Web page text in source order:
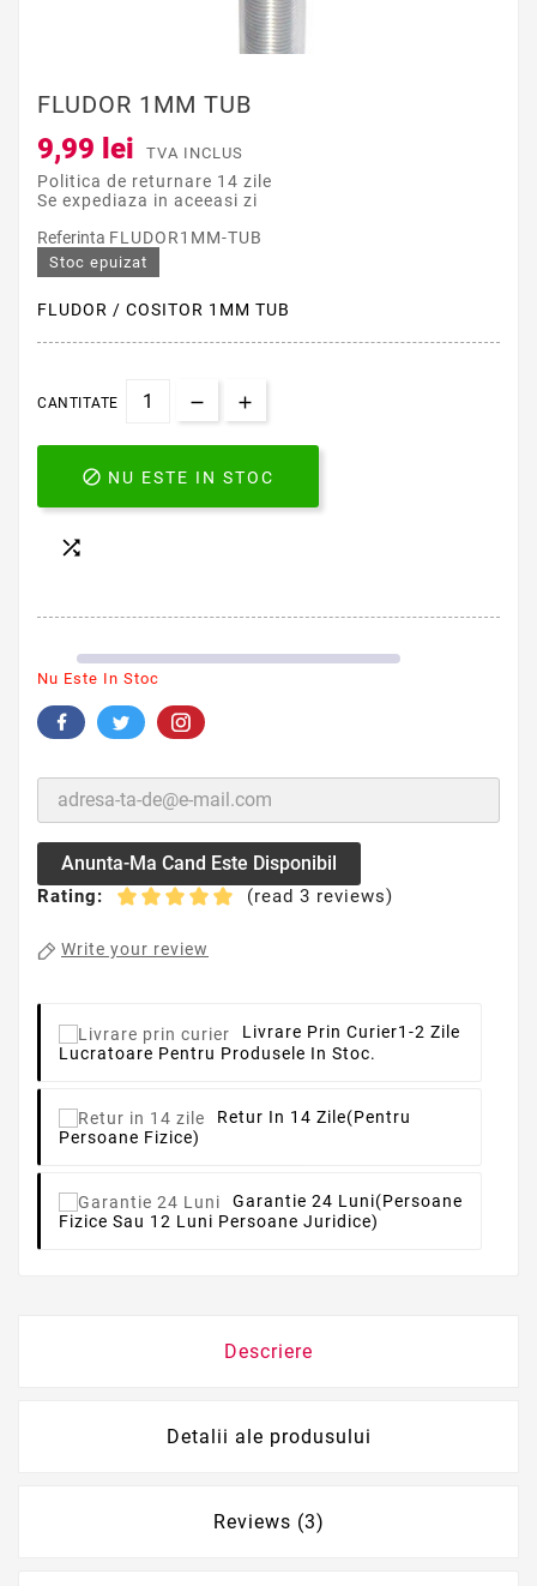
FLUDOR 1MM TUB
9,99 lei TVA INCLUS
Politica de returnare 14 zile
Se expediaza in aceeasi zi
Referinta FLUDOR1MM-TUB
Stoc epuizat
FLUDOR / COSITOR 1MM TUB
CANTITATE
 NU ESTE IN STOC

Nu Este In Stoc
Anunta-Ma Cand Este Disponibil
Rating: (read 3 reviews)
Write your review
Livrare Prin Curier1-2 Zile
Lucratoare Pentru Produsele In Stoc.
Retur In 14 Zile(pentru
Persoane Fizice)
Garantie 24 Luni(persoane
Fizice Sau 12 Luni Persoane Juridice)
Descriere
Detalii ale produsului
Reviews (3)